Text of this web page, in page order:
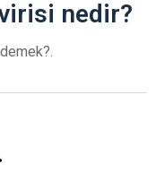
nedir?